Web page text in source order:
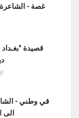
غصة -
قصيدة
قي وطني -
الى